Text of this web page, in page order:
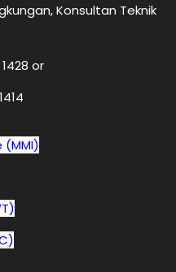
Konsultan Teknik
or